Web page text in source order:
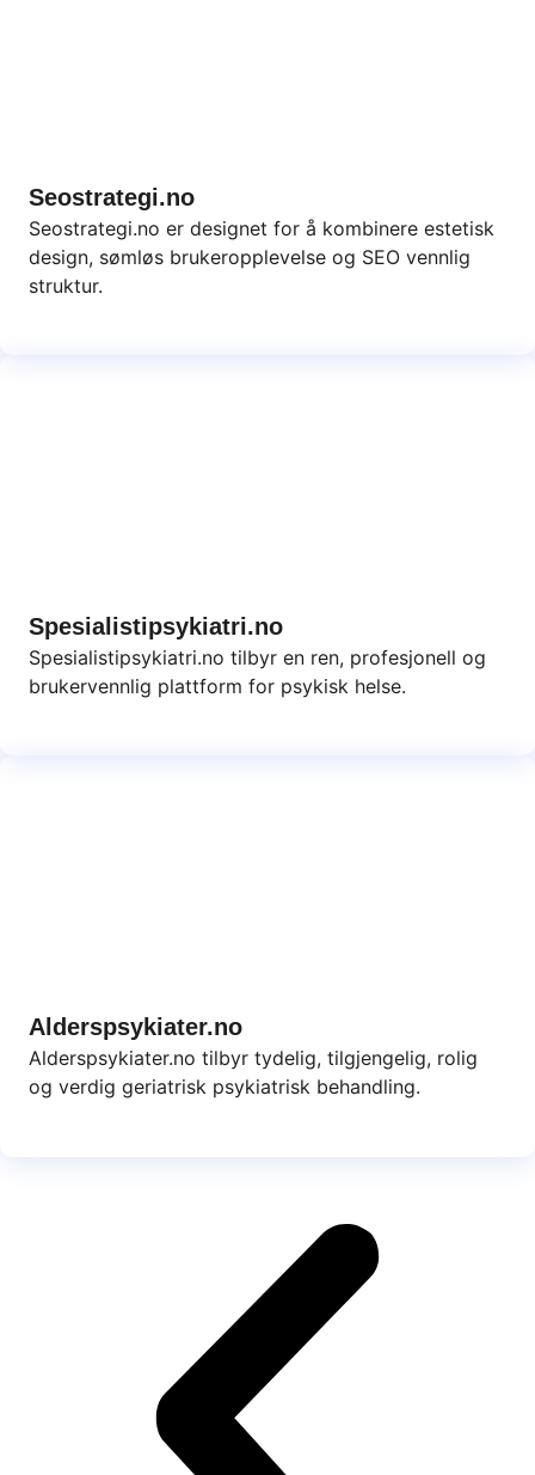
Seostrategi.no
Seostrategi.no er designet for å kombinere estetisk
design, sømløs brukeropplevelse og SEO vennlig
struktur.
Spesialistipsykiatri.no
Spesialistipsykiatri.no tilbyr en ren, profesjonell og
brukervennlig plattform for psykisk helse.
Alderspsykiater.no
Alderspsykiater.no tilbyr tydelig, tilgjengelig, rolig
og verdig geriatrisk psykiatrisk behandling.